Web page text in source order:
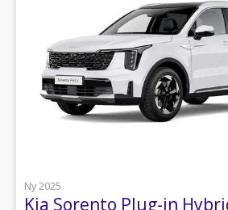
Ny 2025
Kia Sorento Plug-in